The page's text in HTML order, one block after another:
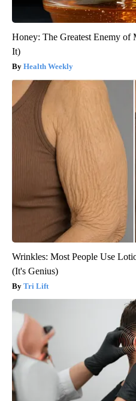
Honey: The Greatest Enemy of
It)
Health Weekly
Wrinkles: Most People Use
(It's Genius)
Tri Lift